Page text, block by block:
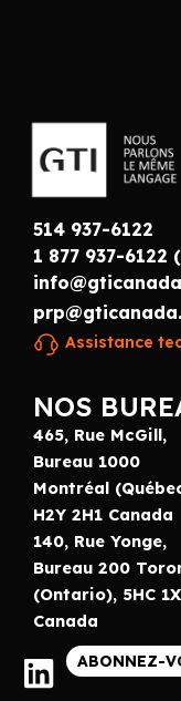
514 937-6122
1 877 937-6122
Assistance
NOS
465, Rue McGill,
Bureau 1000
Montréal
H2Y 2H1 Canada
140, Rue Yonge,
Bureau 200
(Ontario), 5HC
Canada
ABONNEZ-